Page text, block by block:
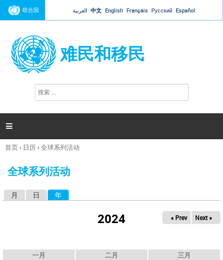
Jump to navigation
联合国 العربية 中文 English Français Русский Español
难民和移民
搜
索

你
这
首页› 日历›全球系列活动
全球系列活动
月 日 年
2024 « Prev Next »
一月 二月 三月